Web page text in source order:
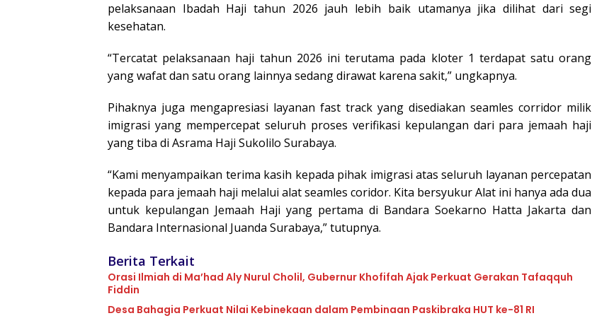
pelaksanaan Ibadah Haji tahun 2026 jauh lebih baik utamanya jika dilihat dari segi
kesehatan.
“Tercatat pelaksanaan haji tahun 2026 ini terutama pada kloter 1 terdapat satu orang
yang wafat dan satu orang lainnya sedang dirawat karena sakit,” ungkapnya.
Pihaknya juga mengapresiasi layanan fast track yang disediakan seamles corridor milik
imigrasi yang mempercepat seluruh proses verifikasi kepulangan dari para jemaah haji
yang tiba di Asrama Haji Sukolilo Surabaya.
“Kami menyampaikan terima kasih kepada pihak imigrasi atas seluruh layanan percepatan
kepada para jemaah haji melalui alat seamles coridor. Kita bersyukur Alat ini hanya ada dua
untuk kepulangan Jemaah Haji yang pertama di Bandara Soekarno Hatta Jakarta dan
Bandara Internasional Juanda Surabaya,” tutupnya.
Berita Terkait
Orasi Ilmiah di Ma’had Aly Nurul Cholil, Gubernur Khofifah Ajak Perkuat Gerakan Tafaqquh
Fiddin
Desa Bahagia Perkuat Nilai Kebinekaan dalam Pembinaan Paskibraka HUT ke-81 RI